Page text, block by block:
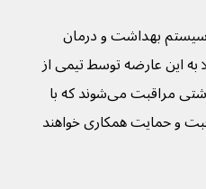
بهداشت و درمان
به این عارضه توسط تیمی از
متخصصان مراقبت‌های بهداشتی مراقبت می‌شوند که با
و حمایت همکاری خواهند